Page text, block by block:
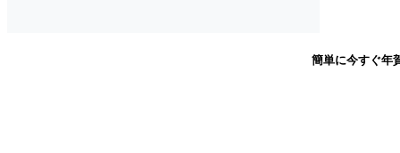
簡単に今すぐ年